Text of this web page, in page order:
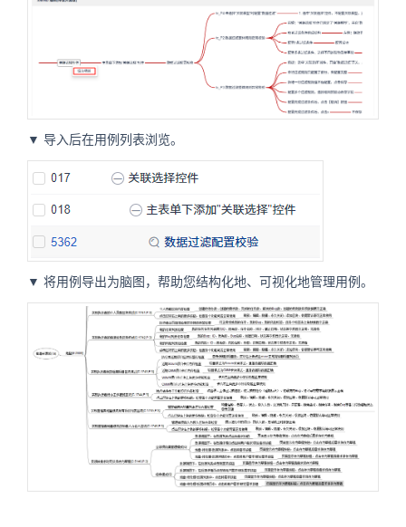
▼ 导入后在用例列表浏览。
▼ 将用例导出为脑图，帮助您结构化地、可视化地管理用例。